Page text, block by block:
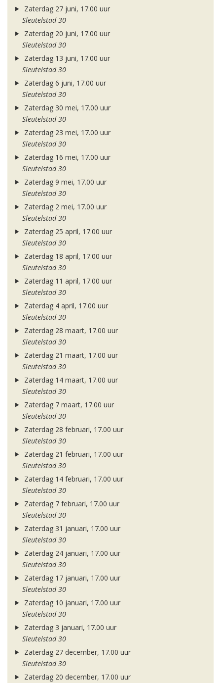
Zaterdag 27 juni, 17.00 uur
Sleutelstad 30
Zaterdag 20 juni, 17.00 uur
Sleutelstad 30
Zaterdag 13 juni, 17.00 uur
Sleutelstad 30
Zaterdag 6 juni, 17.00 uur
Sleutelstad 30
Zaterdag 30 mei, 17.00 uur
Sleutelstad 30
Zaterdag 23 mei, 17.00 uur
Sleutelstad 30
Zaterdag 16 mei, 17.00 uur
Sleutelstad 30
Zaterdag 9 mei, 17.00 uur
Sleutelstad 30
Zaterdag 2 mei, 17.00 uur
Sleutelstad 30
Zaterdag 25 april, 17.00 uur
Sleutelstad 30
Zaterdag 18 april, 17.00 uur
Sleutelstad 30
Zaterdag 11 april, 17.00 uur
Sleutelstad 30
Zaterdag 4 april, 17.00 uur
Sleutelstad 30
Zaterdag 28 maart, 17.00 uur
Sleutelstad 30
Zaterdag 21 maart, 17.00 uur
Sleutelstad 30
Zaterdag 14 maart, 17.00 uur
Sleutelstad 30
Zaterdag 7 maart, 17.00 uur
Sleutelstad 30
Zaterdag 28 februari, 17.00 uur
Sleutelstad 30
Zaterdag 21 februari, 17.00 uur
Sleutelstad 30
Zaterdag 14 februari, 17.00 uur
Sleutelstad 30
Zaterdag 7 februari, 17.00 uur
Sleutelstad 30
Zaterdag 31 januari, 17.00 uur
Sleutelstad 30
Zaterdag 24 januari, 17.00 uur
Sleutelstad 30
Zaterdag 17 januari, 17.00 uur
Sleutelstad 30
Zaterdag 10 januari, 17.00 uur
Sleutelstad 30
Zaterdag 3 januari, 17.00 uur
Sleutelstad 30
Zaterdag 27 december, 17.00 uur
Sleutelstad 30
Zaterdag 20 december, 17.00 uur